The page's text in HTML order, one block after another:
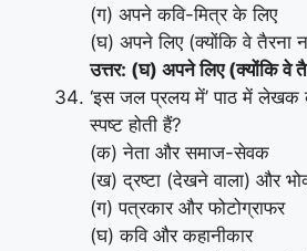
(ग) अपने कवि-मित्र के लिए
(घ) अपने लिए (क्योंकि वे तैरना
उत्तर: (घ) अपने लिए (क्योंकि वे
‘इस जल प्रलय में’ पाठ में लेखक
स्पष्ट होती हैं?
(क) नेता और समाज-सेवक
(ख) द्रष्टा (देखने वाला) और
(ग) पत्रकार और फोटोग्राफर
(घ) कवि और कहानीकार